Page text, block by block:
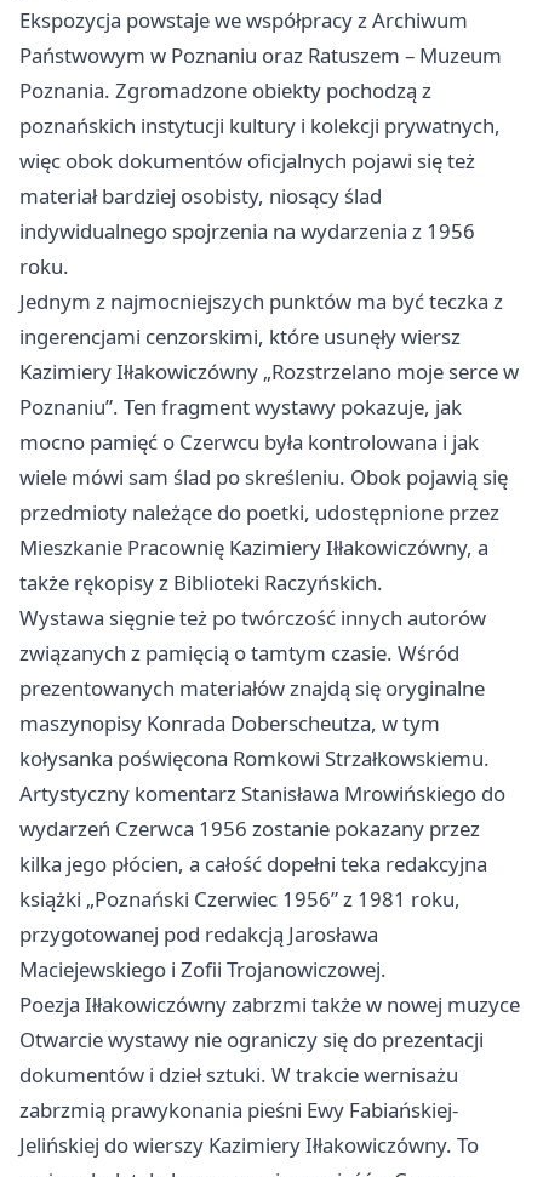
Ekspozycja powstaje we współpracy z Archiwum
Państwowym w Poznaniu oraz Ratuszem – Muzeum
Poznania. Zgromadzone obiekty pochodzą z
poznańskich instytucji kultury i kolekcji prywatnych,
więc obok dokumentów oficjalnych pojawi się też
materiał bardziej osobisty, niosący ślad
indywidualnego spojrzenia na wydarzenia z 1956
roku.
Jednym z najmocniejszych punktów ma być teczka z
ingerencjami cenzorskimi, które usunęły wiersz
Kazimiery Iłłakowiczówny „Rozstrzelano moje serce w
Poznaniu”. Ten fragment wystawy pokazuje, jak
mocno pamięć o Czerwcu była kontrolowana i jak
wiele mówi sam ślad po skreśleniu. Obok pojawią się
przedmioty należące do poetki, udostępnione przez
Mieszkanie Pracownię Kazimiery Iłłakowiczówny, a
także rękopisy z Biblioteki Raczyńskich.
Wystawa sięgnie też po twórczość innych autorów
związanych z pamięcią o tamtym czasie. Wśród
prezentowanych materiałów znajdą się oryginalne
maszynopisy Konrada Doberscheutza, w tym
kołysanka poświęcona Romkowi Strzałkowskiemu.
Artystyczny komentarz Stanisława Mrowińskiego do
wydarzeń Czerwca 1956 zostanie pokazany przez
kilka jego płócien, a całość dopełni teka redakcyjna
książki „Poznański Czerwiec 1956” z 1981 roku,
przygotowanej pod redakcją Jarosława
Maciejewskiego i Zofii Trojanowiczowej.
Poezja Iłłakowiczówny zabrzmi także w nowej muzyce
Otwarcie wystawy nie ograniczy się do prezentacji
dokumentów i dzieł sztuki. W trakcie wernisażu
zabrzmią prawykonania pieśni Ewy Fabiańskiej-
Jelińskiej do wierszy Kazimiery Iłłakowiczówny. To